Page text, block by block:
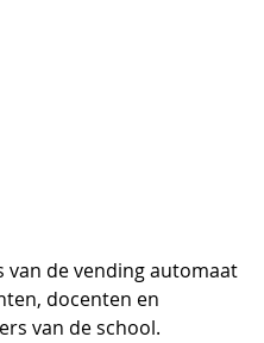
van de vending automaat
docenten en
van de school.